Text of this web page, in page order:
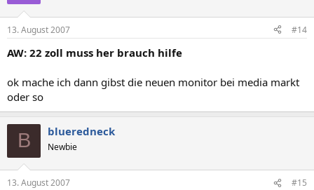
13. August 2007 #14
AW: 22 zoll muss her brauch hilfe
ok mache ich dann gibst die neuen monitor bei media markt
oder so
B blueredneck
Newbie
13. August 2007 #15